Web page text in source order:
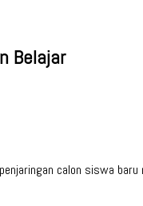
Belajar
calon siswa